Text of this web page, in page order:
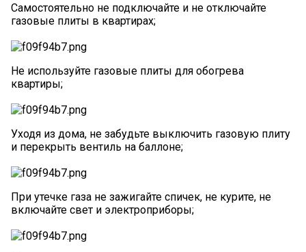
Самостоятельно не подключайте и не отключайте
газовые плиты в квартирах;
Не используйте газовые плиты для обогрева
квартиры;
Уходя из дома, не забудьте выключить газовую плиту
и перекрыть вентиль на баллоне;
При утечке газа не зажигайте спичек, не курите, не
включайте свет и электроприборы;